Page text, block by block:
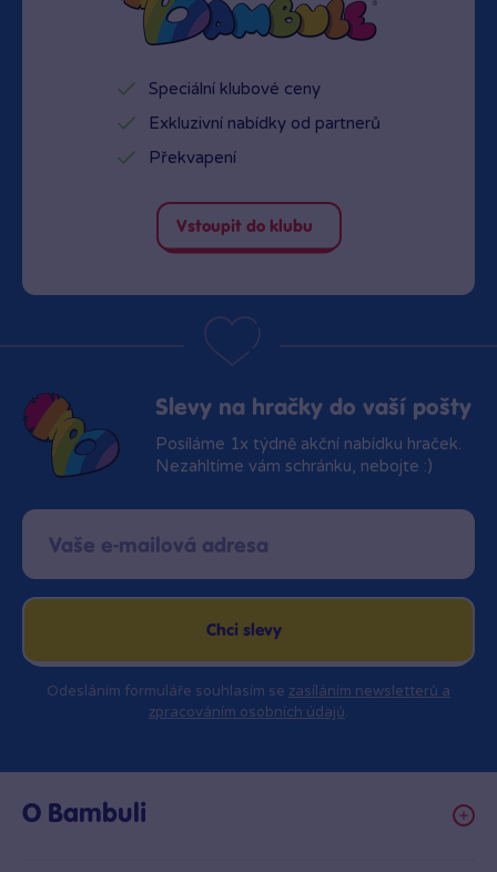
Speciální klubové ceny
Exkluzivní nabídky od partnerů
Překvapení
Vstoupit do klubu
Slevy na hračky do vaší pošty
Posíláme 1x týdně akční nabídku hraček.
Nezahltíme vám schránku, nebojte :)
Chci slevy
Odesláním formuláře souhlasím se zasíláním newsletterů a
zpracováním osobních údajů.
O Bambuli